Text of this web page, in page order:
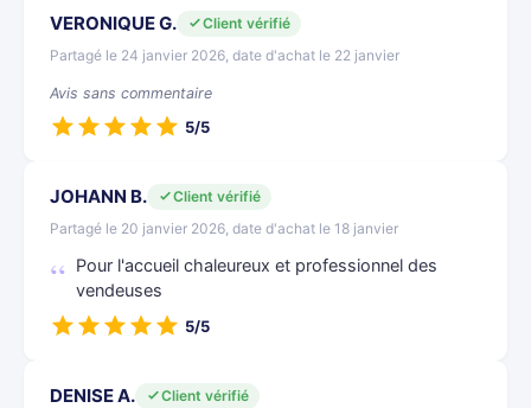
VERONIQUE G.
Client vérifié
Partagé le 24 janvier 2026, date d'achat le 22 janvier
Avis sans commentaire
5/5
JOHANN B.
Client vérifié
Partagé le 20 janvier 2026, date d'achat le 18 janvier
Pour l'accueil chaleureux et professionnel des
vendeuses
5/5
DENISE A.
Client vérifié